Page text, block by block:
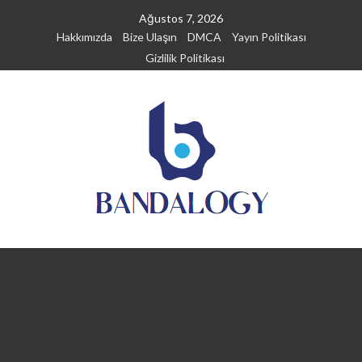
Ağustos 7, 2026
Hakkımızda
Bize Ulaşın DMCA
Yayın Politikası
Gizlilik Politikası